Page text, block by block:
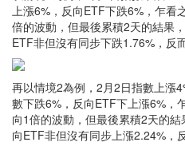
上漲6%，反向ETF下跌6%，乍看
倍的波動，但最後累積2天的結果
ETF非但沒有同步下跌1.76%，反
再以情境2為例，2月2日指數上漲
數下跌6%，反向ETF下上漲6%，
向1倍的波動，但最後累積2天的
向ETF非但沒有同步上漲2.24%，